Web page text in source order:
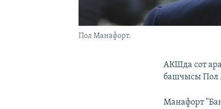
Пол Манафорт.
АКШда сот
башчысы Пол
Манафорт